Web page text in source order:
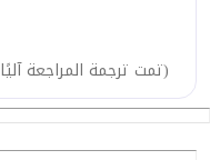
(تمت ترجمة المراجعة آليًا